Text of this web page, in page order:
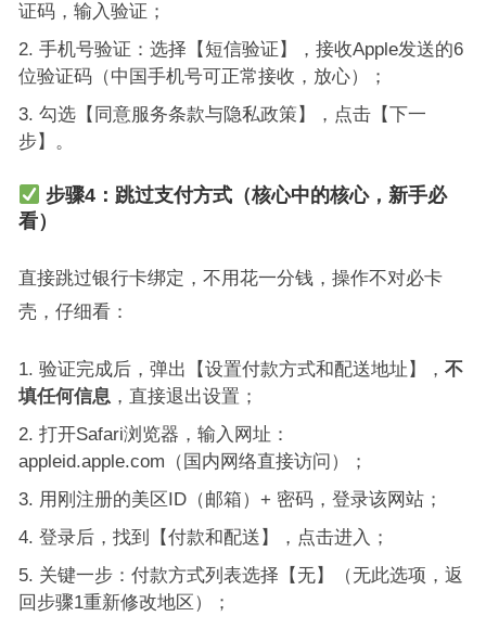
证码，输入验证；
手机号验证：选择【短信验证】，接收Apple发送的6
位验证码（中国手机号可正常接收，放心）；
勾选【同意服务条款与隐私政策】，点击【下一
步】。
步骤4：跳过支付方式（核心中的核心，新手必
看）
直接跳过银行卡绑定，不用花一分钱，操作不对必卡
壳，仔细看：
验证完成后，弹出【设置付款方式和配送地址】， 不
填任何信息 ，直接退出设置；
打开Safari浏览器，输入网址：
appleid.apple.com（国内网络直接访问）；
用刚注册的美区ID（邮箱）+ 密码，登录该网站；
登录后，找到【付款和配送】，点击进入；
关键一步：付款方式列表选择【无】（无此选项，返
回步骤1重新修改地区）；